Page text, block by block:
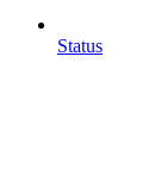
Status